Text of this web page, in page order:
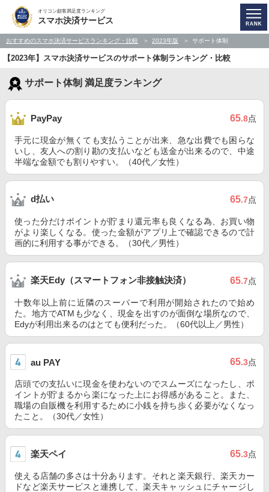
オリコン顧客満足度ランキング
スマホ決済サービス
おすすめのスマホ決済サービスランキング・比較 2023年版 サポート体制
【2023年】スマホ決済サービスのサポート体制ランキング・比較
サポート体制 満足度ランキング
PayPay 65.8点
手元に現金が無くても支払うことが出来、急な出費でも困らな
いし、友人への割り勘の支払いなども送金が出来るので、中途
半端な金額でも割りやすい。（40代／女性）
d払い 65.7点
使った分だけポイントが貯まり還元率も良くなる為、お買い物
がより楽しくなる。使った金額がアプリ上で確認できるので計
画的に利用する事ができる。（30代／男性）
楽天Edy（スマートフォン非接触決済） 65.7点
十数年以上前に近隣のスーパーで利用が開始されたので始め
た。地方でATMも少なく、現金を出すのが面倒な場所なので、
Edyが利用出来るのはとても便利だった。（60代以上／男性）
au PAY 65.3点
店頭での支払いに現金を使わないのでスムーズになったし、ポ
イントが貯まるから楽になった上にお得感があること。また、
職場の自販機を利用するために小銭を持ち歩く必要がなくなっ
たこと。（30代／女性）
楽天ペイ 65.3点
使える店舗の多さは十分あります。それと楽天銀行、楽天カー
ドなど楽天サービスと連携して、楽天キャッシュにチャージし